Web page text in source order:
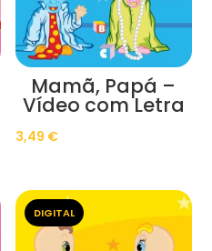
Mamã, Papá –
Vídeo com Letra
3,49 €
DIGITAL